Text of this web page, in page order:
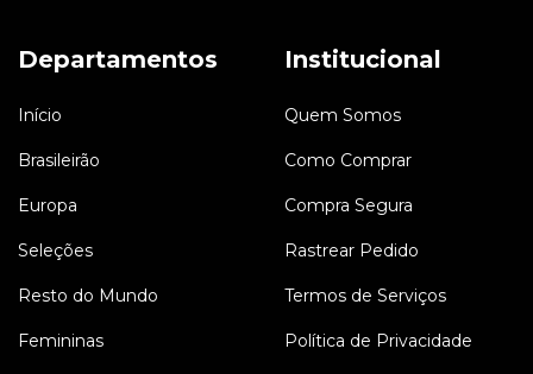
Departamentos
Início
Brasileirão
Europa
Seleções
Resto do Mundo
Femininas
Institucional
Quem Somos
Como Comprar
Compra Segura
Rastrear Pedido
Termos de Serviços
Política de Privacidade